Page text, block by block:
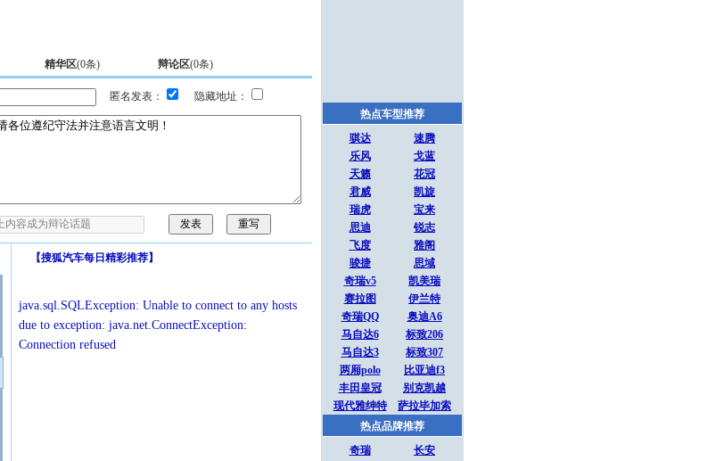
精华区(0条) 辩论区(0条)
匿名发表： 隐藏地址：
【搜狐汽车每日精彩推荐】
java.sql.SQLException: Unable to connect to any hosts
due to exception: java.net.ConnectException:
Connection refused
热点车型推荐
骐达
速腾
乐风
戈蓝
天籁
花冠
君威
凯旋
瑞虎
宝来
思迪
锐志
飞度
雅阁
骏捷
思域
奇瑞v5
凯美瑞
赛拉图
伊兰特
奇瑞QQ
奥迪A6
马自达6
标致206
马自达3
标致307
两厢polo
比亚迪f3
丰田皇冠
别克凯越
现代雅绅特
萨拉毕加索
热点品牌推荐
奇瑞
长安